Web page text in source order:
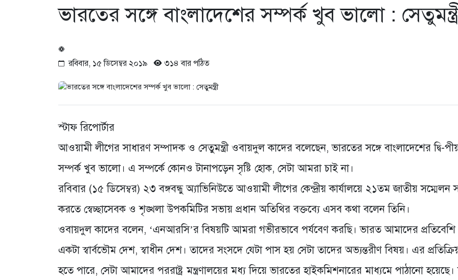
ভারতের সঙ্গে বাংলাদেশের সম্পর্ক খুব ভালো :
রবিবার, ১৫ ডিসেম্বর ২০১৯ ৩১৪ বার পঠিত
স্টাফ রিপোর্টার
আওয়ামী লীগের সাধারণ সম্পাদক ও সেতুমন্ত্রী ওবায়দুল কাদের বলেছেন, ভারতের সঙ্গে বাংলাদেশের দ্বি-
সম্পর্ক খুব ভালো। এ সম্পর্কে কোনও টানাপড়েন সৃষ্টি হোক, সেটা আমরা চাই না।
রবিবার (১৫ ডিসেম্বর) ২৩ বঙ্গবন্ধু অ্যাভিনিউতে আওয়ামী লীগের কেন্দ্রীয় কার্যালয়ে ২১তম জাতীয়
করতে স্বেচ্ছাসেবক ও শৃঙ্খলা উপকমিটির সভায় প্রধান অতিথির বক্তব্যে এসব কথা বলেন তিনি।
ওবায়দুল কাদের বলেন, ‘এনআরসি’র বিষয়টি আমরা গভীরভাবে পর্যবেণ করছি। ভারত আমাদের
একটা স্বার্বভৌম দেশ, স্বাধীন দেশ। তাদের সংসদে যেটা পাস হয় সেটা তাদের অভ্যন্তরীণ বিষয়। এর
হতে পারে, সেটা আমাদের পররাষ্ট্র মন্ত্রণালয়ের মধ্য দিয়ে ভারতের হাইকমিশনারের মাধ্যমে পাঠানো হয়েছে।